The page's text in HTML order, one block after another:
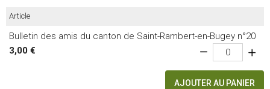
Article
Bulletin des amis du canton de Saint-Rambert-en-Bugey n°20
3,00 €
AJOUTER AU PANIER